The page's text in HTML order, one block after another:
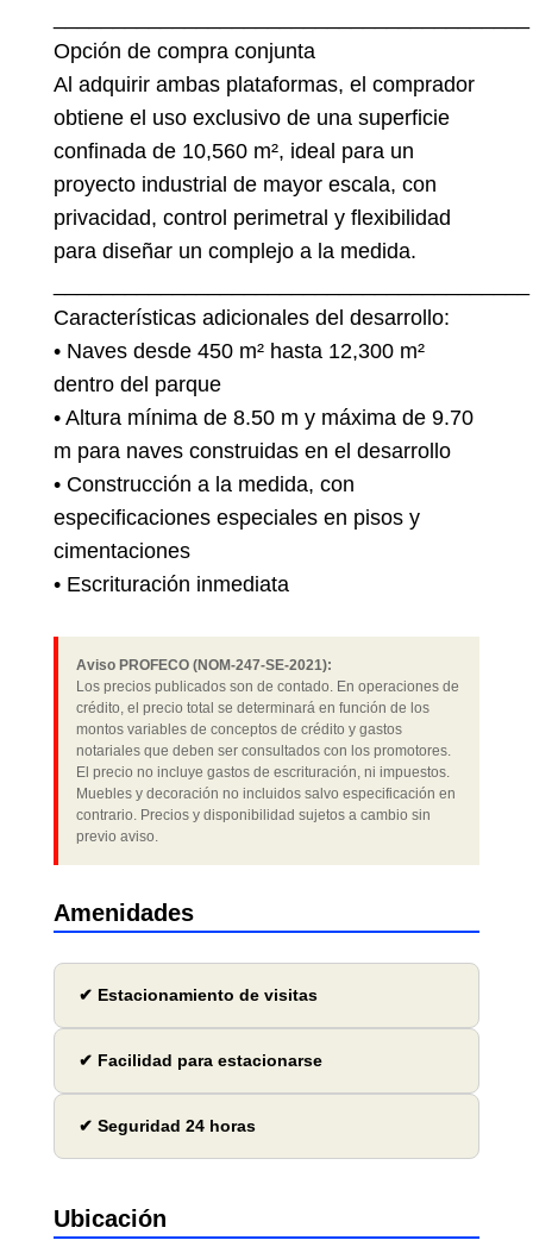
Opción de compra conjunta
Al adquirir ambas plataformas, el comprador
obtiene el uso exclusivo de una superficie
confinada de 10,560 m², ideal para un
proyecto industrial de mayor escala, con
privacidad, control perimetral y flexibilidad
para diseñar un complejo a la medida.
Características adicionales del desarrollo:
• Naves desde 450 m² hasta 12,300 m²
dentro del parque
• Altura mínima de 8.50 m y máxima de 9.70
m para naves construidas en el desarrollo
• Construcción a la medida, con
especificaciones especiales en pisos y
cimentaciones
• Escrituración inmediata
Aviso PROFECO (NOM-247-SE-2021):
Los precios publicados son de contado. En operaciones de
crédito, el precio total se determinará en función de los
montos variables de conceptos de crédito y gastos
notariales que deben ser consultados con los promotores.
El precio no incluye gastos de escrituración, ni impuestos.
Muebles y decoración no incluidos salvo especificación en
contrario. Precios y disponibilidad sujetos a cambio sin
previo aviso.
Amenidades
✔ Estacionamiento de visitas
✔ Facilidad para estacionarse
✔ Seguridad 24 horas
Ubicación